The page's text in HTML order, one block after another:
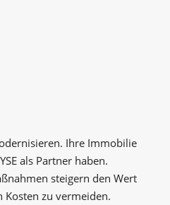
Ihre Immobilie
als Partner haben.
steigern den Wert
zu vermeiden.